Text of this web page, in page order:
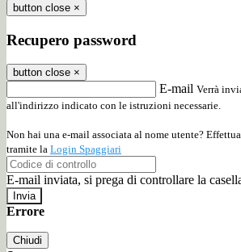
button close ×
Recupero password
button close ×
E-mail Verrà
all'indirizzo indicato con le istruzioni necessarie.
Non hai una e-mail associata al nome utente?
tramite la Login Spaggiari
E-mail inviata, si prega di controllare la
Errore
Chiudi